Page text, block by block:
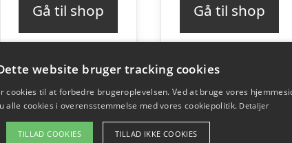
Gå til shop Gå til shop
website bruger tracking cookies
cookies til at forbedre brugeroplevelsen. Ved at bruge vores
alle cookies i overensstemmelse med vores cookiepolitik. Detaljer
TILLAD COOKIES TILLAD IKKE COOKIES